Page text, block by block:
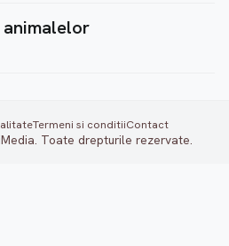
Termeni si conditiiContact
Toate drepturile rezervate.